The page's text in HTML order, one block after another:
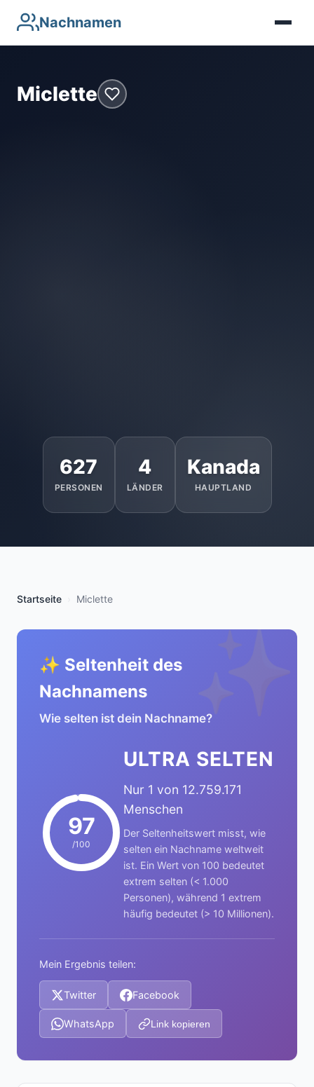
Nachnamen
Miclette
627
PERSONEN
4
LÄNDER
Kanada
HAUPTLAND
Startseite Miclette
✨
✨ Seltenheit des
Nachnamens
Wie selten ist dein Nachname?
97
/100
ULTRA SELTEN
Nur 1 von 12.759.171
Menschen
Der Seltenheitswert misst, wie
selten ein Nachname weltweit
ist. Ein Wert von 100 bedeutet
extrem selten (< 1.000
Personen), während 1 extrem
häufig bedeutet (> 10 Millionen).
Mein Ergebnis teilen:
Twitter Facebook
WhatsApp Link kopieren